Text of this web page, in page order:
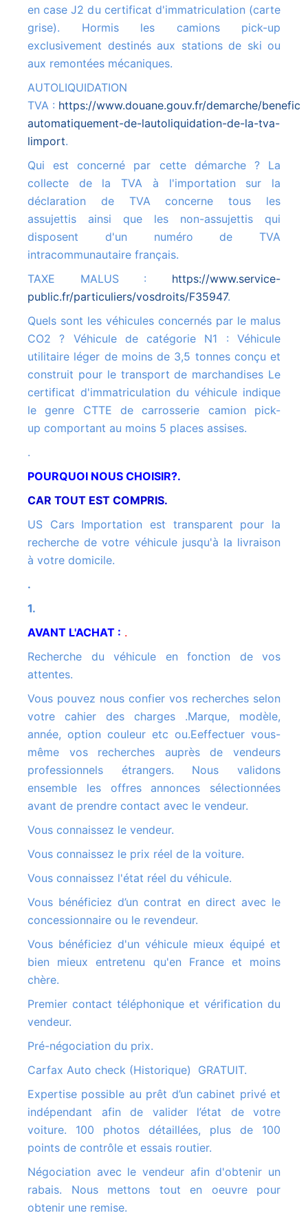
en case J2 du certificat d'immatriculation (carte
grise). Hormis les camions pick-up
exclusivement destinés aux stations de ski ou
aux remontées mécaniques.
AUTOLIQUIDATION
TVA : https://www.douane.gouv.fr/demarche/
automatiquement-de-lautoliquidation-de-la-tva-
limport.
Qui est concerné par cette démarche ? La
collecte de la TVA à l'importation sur la
déclaration de TVA concerne tous les
assujettis ainsi que les non-assujettis qui
disposent d'un numéro de TVA
intracommunautaire français.
TAXE MALUS : https://www.service-
public.fr/particuliers/vosdroits/F35947.
Quels sont les véhicules concernés par le malus
CO2 ? Véhicule de catégorie N1 : Véhicule
utilitaire léger de moins de 3,5 tonnes conçu et
construit pour le transport de marchandises Le
certificat d'immatriculation du véhicule indique
le genre CTTE de carrosserie camion pick-
up comportant au moins 5 places assises.
.
POURQUOI NOUS CHOISIR?.
CAR TOUT EST COMPRIS.
US Cars Importation est transparent pour la
recherche de votre véhicule jusqu'à la livraison
à votre domicile.
.
1.
AVANT L'ACHAT : .
Recherche du véhicule en fonction de vos
attentes.
Vous pouvez nous confier vos recherches selon
votre cahier des charges .Marque, modèle,
année, option couleur etc ou.Eeffectuer vous-
même vos recherches auprès de vendeurs
professionnels étrangers. Nous validons
ensemble les offres annonces sélectionnées
avant de prendre contact avec le vendeur.
Vous connaissez le vendeur.
Vous connaissez le prix réel de la voiture.
Vous connaissez l'état réel du véhicule.
Vous bénéficiez d’un contrat en direct avec le
concessionnaire ou le revendeur.
Vous bénéficiez d'un véhicule mieux équipé et
bien mieux entretenu qu'en France et moins
chère.
Premier contact téléphonique et vérification du
vendeur.
Pré-négociation du prix.
Carfax Auto check (Historique) GRATUIT.
Expertise possible au prêt d’un cabinet privé et
indépendant afin de valider l’état de votre
voiture. 100 photos détaillées, plus de 100
points de contrôle et essais routier.
Négociation avec le vendeur afin d'obtenir un
rabais. Nous mettons tout en oeuvre pour
obtenir une remise.